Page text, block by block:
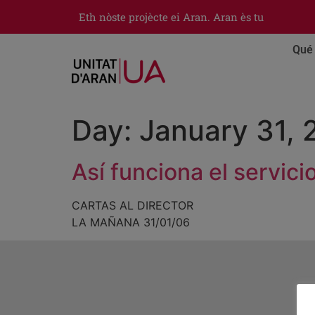
Eth nòste projècte ei Aran. Aran ès tu
Day: January 31,
Así funciona el
CARTAS AL DIRECTOR
LA MAÑANA 31/01/06